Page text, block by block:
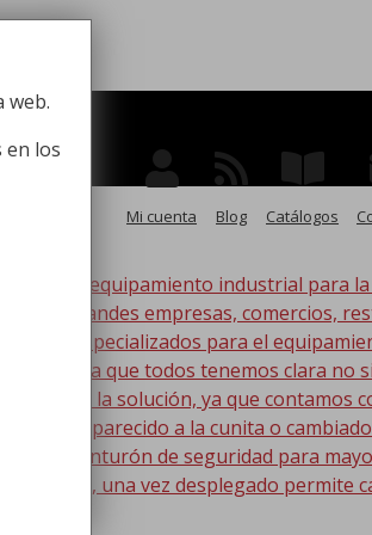
higiene
Mi cuenta Blog Catálogos
tipo de equipamiento industrial para
para grandes empresas, comercios,
especializados para el
Esta idea que todos tenemos clara no
tenemos la solución, ya que contamos
lo más parecido a la cunita o
con un cinturón de seguridad para
la pared, una vez desplegado permite
web.
en los